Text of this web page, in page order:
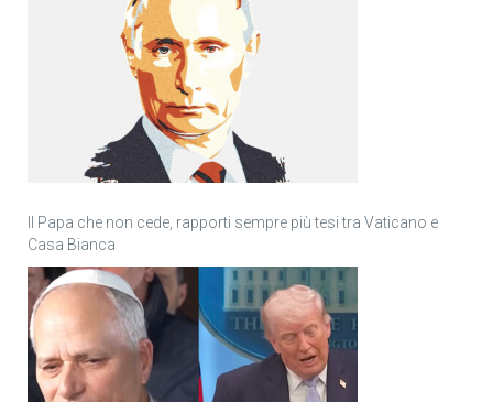
Il Papa che non cede, rapporti sempre più tesi tra Vaticano e
Casa Bianca